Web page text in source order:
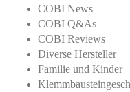
COBI News
COBI Q&As
COBI Reviews
Diverse Hersteller
Familie und Kinder